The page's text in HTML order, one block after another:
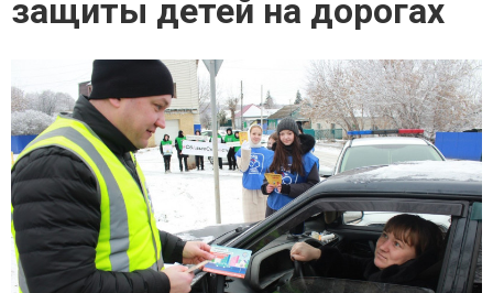
защиты детей на дорогах